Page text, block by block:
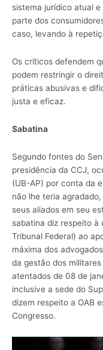
sistema jurídico atual
parte dos
caso, levando à
Os críticos defendem
podem restringir o
práticas abusivas e
justa e eficaz.
Sabatina
Segundo fontes do
presidência da CCJ,
(UB-AP) por conta da
não lhe teria
seus aliados em seu
sabatina diz respeito à
Tribunal Federal) ao
máxima dos
da gestão dos
atentados de 08 de
inclusive a sede do
dizem respeito a OAB
Congresso.